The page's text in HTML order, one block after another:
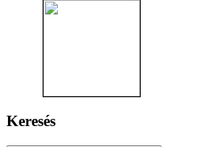
Keresés